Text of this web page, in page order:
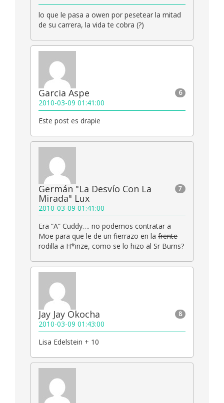
lo que le pasa a owen por pesetear la mitad
de su carrera, la vida te cobra (?)
6
Garcia Aspe
2010-03-09 01:41:00
Este post es drapie
7
Germán "La Desvío Con La
Mirada" Lux
2010-03-09 01:41:00
Era “A” Cuddy…. no podemos contratar a
Moe para que le de un fierrazo en la frente
rodilla a H*inze, como se lo hizo al Sr Burns?
8
Jay Jay Okocha
2010-03-09 01:43:00
Lisa Edelstein + 10